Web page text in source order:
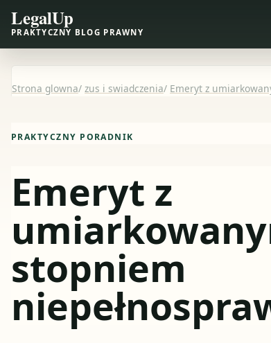
LegalUp
PRAKTYCZNY BLOG PRAWNY
Strona glowna/ zus i swiadczenia/ Emeryt z
PRAKTYCZNY PORADNIK
Emeryt z
stopniem